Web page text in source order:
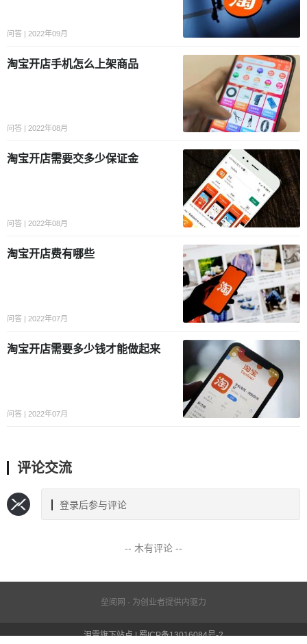
问答 | 2022年09月
淘宝开店手机怎么上架商品
问答 | 2022年08月
淘宝开店需要交多少保证金
问答 | 2022年08月
淘宝开店费有哪些
问答 | 2022年07月
淘宝开店需要多少钱才能做起来
问答 | 2022年07月
评论交流
登录后参与评论
-- 木有评论 --
垒阅网 · 为创业者提供内驱力
泪雪旗下站点 | 蜀ICP备13016084号-2